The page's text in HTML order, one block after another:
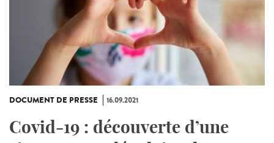
DOCUMENT DE PRESSE 16.09.2021
Covid-19 : découverte d’une